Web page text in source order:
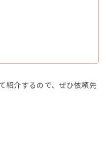
紹介するので、ぜひ依頼先